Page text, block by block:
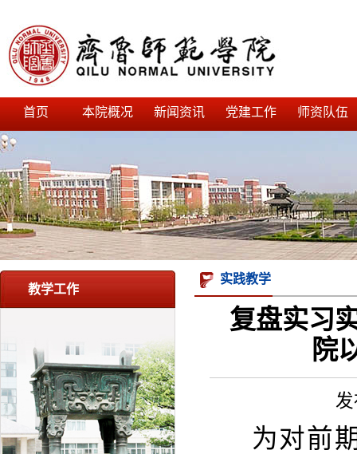
首页 本院概况 新闻资讯 党建工作 师资队伍
教学工作
实践教学
复盘实习
院
为对前